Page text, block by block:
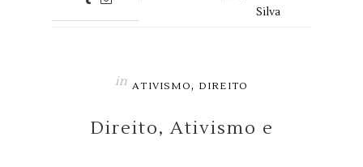
Silva
in ATIVISMO, DIREITO
Direito, Ativismo e